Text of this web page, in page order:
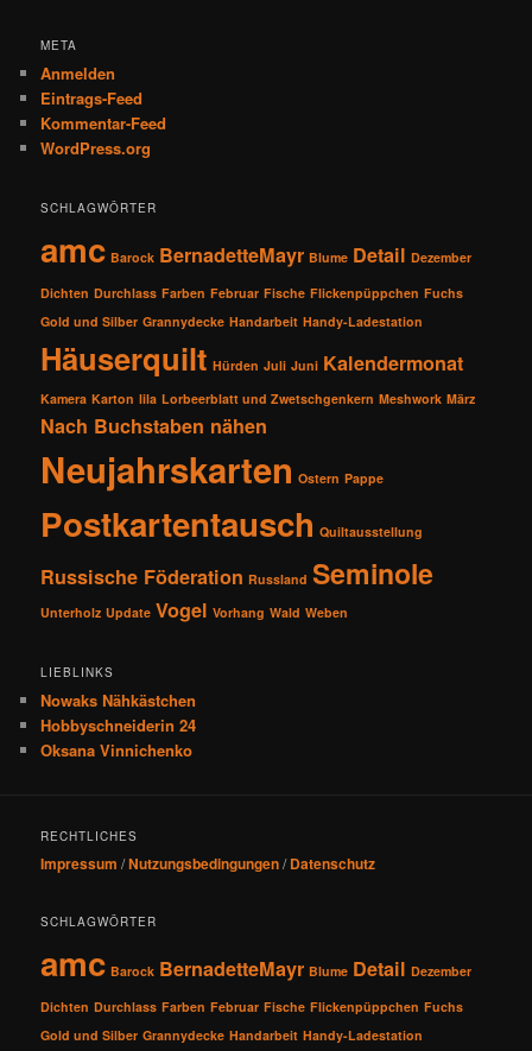
META
Anmelden
Eintrags-Feed
Kommentar-Feed
WordPress.org
SCHLAGWÖRTER
amc Barock BernadetteMayr Blume Detail Dezember
Dichten Durchlass Farben Februar Fische Flickenpüppchen Fuchs
Gold und Silber Grannydecke Handarbeit Handy-Ladestation
Häuserquilt Hürden Juli Juni Kalendermonat
Kamera Karton lila Lorbeerblatt und Zwetschgenkern Meshwork März
Nach Buchstaben nähen
Neujahrskarten Ostern Pappe
Postkartentausch Quiltausstellung
Russische Föderation Russland Seminole
Unterholz Update Vogel Vorhang Wald Weben
LIEBLINKS
Nowaks Nähkästchen
Hobbyschneiderin 24
Oksana Vinnichenko
RECHTLICHES
Impressum /Nutzungsbedingungen/Datenschutz
SCHLAGWÖRTER
amc Barock BernadetteMayr Blume Detail Dezember
Dichten Durchlass Farben Februar Fische Flickenpüppchen Fuchs
Gold und Silber Grannydecke Handarbeit Handy-Ladestation